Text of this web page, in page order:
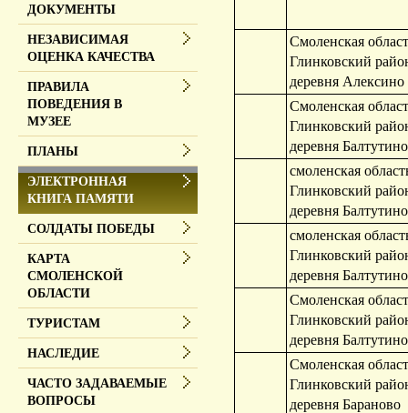
Смоленская
Глинковский
деревня Алексино
Смоленская
Глинковский
деревня Балтутино
смоленская
Глинковский
деревня Балтутино
смоленская
Глинковский
деревня Балтутино
Смоленская
Глинковский
деревня Балтутино
Смоленская
Глинковский
деревня Бараново
ДОКУМЕНТЫ
НЕЗАВИСИМАЯ
ОЦЕНКА КАЧЕСТВА
ПРАВИЛА
ПОВЕДЕНИЯ В
МУЗЕЕ
ПЛАНЫ
ЭЛЕКТРОННАЯ
КНИГА ПАМЯТИ
СОЛДАТЫ ПОБЕДЫ
КАРТА
СМОЛЕНСКОЙ
ОБЛАСТИ
ТУРИСТАМ
НАСЛЕДИЕ
ЧАСТО ЗАДАВАЕМЫЕ
ВОПРОСЫ